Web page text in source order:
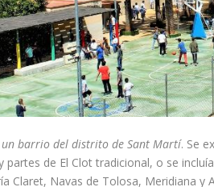
un barrio del distrito de Sant Martí. Se
de El Clot tradicional, o se
Claret, Navas de Tolosa, Meridiana y